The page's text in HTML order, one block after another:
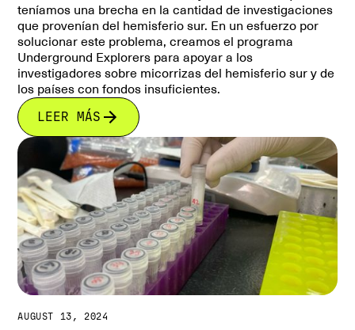
teníamos una brecha en la cantidad de investigaciones
que provenían del hemisferio sur. En un esfuerzo por
solucionar este problema, creamos el programa
Underground Explorers para apoyar a los
investigadores sobre micorrizas del hemisferio sur y de
los países con fondos insuficientes.
LEER MÁS
AUGUST 13, 2024